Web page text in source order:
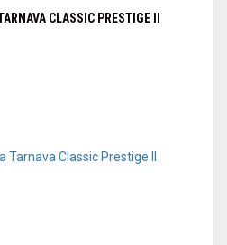
CLASSIC PRESTIGE II